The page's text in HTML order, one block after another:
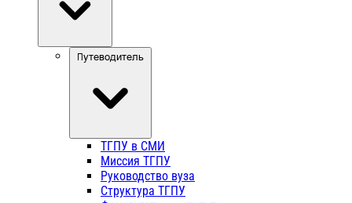
Путеводитель
ТГПУ в СМИ
Миссия ТГПУ
Руководство вуза
Структура ТГПУ